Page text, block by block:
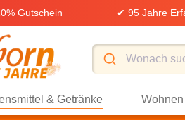
springen
Gutschein ✔ 95 Jahre
& Getränke